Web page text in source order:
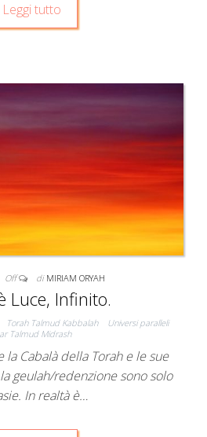
Leggi tutto
Off di MIRIAM ORYAH
Luce, Infinito.
Torah Talmud Kabbalah
Universi paralleli
Talmud Midrash
Cabalà della Torah e le sue
geulah/redenzione sono solo
In realtà è…